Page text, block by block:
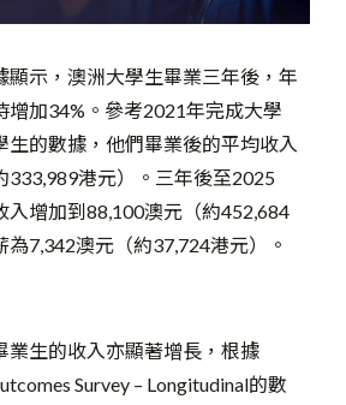
顯示，澳洲大學生畢業三年後，年
增加34%。參考2021年完成大學
生的數據，他們畢業後的平均收入
333,989港元）。三年後至2025
入增加到88,100澳元（約452,684
7,342澳元（約37,724港元）。
業生的收入亦顯著增長，根據
Survey – Longitudinal的數